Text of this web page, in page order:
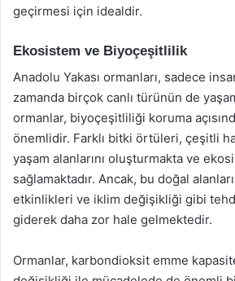
geçirmesi için idealdir.
Ekosistem ve Biyoçeşitlilik
Anadolu Yakası ormanları, sadece
zamanda birçok canlı türünün de
ormanlar, biyoçeşitliliği koruma
önemlidir. Farklı bitki örtüleri, çeşitli
yaşam alanlarını oluşturmakta ve
sağlamaktadır. Ancak, bu doğal
etkinlikleri ve iklim değişikliği gibi
giderek daha zor hale gelmektedir.
Ormanlar, karbondioksit emme